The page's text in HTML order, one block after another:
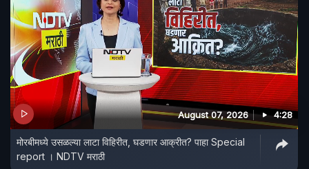
August 07, 2026 4:28
मोरबीमध्ये उसळल्या लाटा विहिरीत, घडणार आक्रीत? पाहा Special
report । NDTV मराठी